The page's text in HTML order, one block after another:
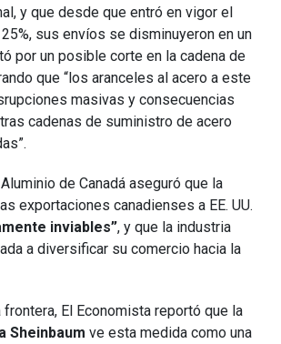
y que desde que entró en vigor el
sus envíos se disminuyeron en un
por un posible corte en la cadena de
que “los aranceles al acero a este
masivas y consecuencias
cadenas de suministro de acero
de Canadá aseguró que la
exportaciones canadienses a EE. UU.
inviables”, y que la industria
a diversificar su comercio hacia la
El Economista reportó que la
Sheinbaum ve esta medida como una